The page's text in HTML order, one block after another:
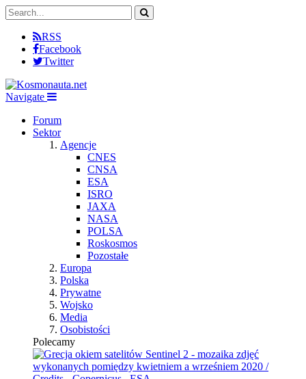
RSS
Facebook
Twitter
Navigate
Forum
Sektor
Agencje
CNES
CNSA
ESA
ISRO
JAXA
NASA
POLSA
Roskosmos
Pozostałe
Europa
Polska
Prywatne
Wojsko
Media
Osobistości
Polecamy